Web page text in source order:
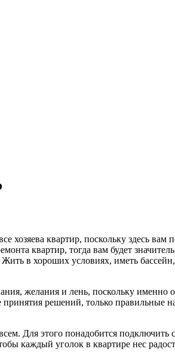
хозяева квартир, поскольку здесь
квартир, тогда вам будет
в хороших условиях, иметь
желания и лень, поскольку именно
принятия решений, только
Для этого понадобится
каждый уголок в квартире нес